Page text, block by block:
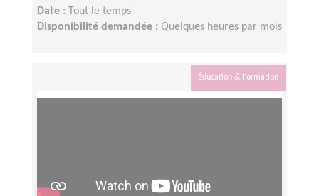
Date :
Tout le temps
Disponibilité demandée : Quelques heures par mois
Éducation & Formation